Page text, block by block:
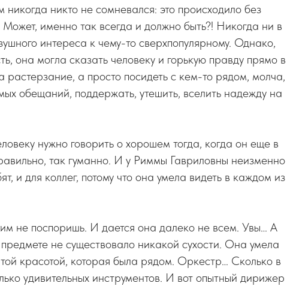
никто не сомневался: это происходило без
именно так всегда и должно быть?! Никогда ни в
интереса к чему-то сверхпопулярному. Однако,
она могла сказать человеку и горькую правду прямо в
растерзание, а просто посидеть с кем-то рядом, молча,
обещаний, поддержать, утешить, вселить надежду на
нужно говорить о хорошем тогда, когда он еще в
так гуманно. И у Риммы Гавриловны неизменно
и для коллег, потому что она умела видеть в каждом из
не поспоришь. И дается она далеко не всем. Увы… А
не существовало никакой сухости. Она умела
красотой, которая была рядом. Оркестр… Сколько в
удивительных инструментов. И вот опытный дирижер